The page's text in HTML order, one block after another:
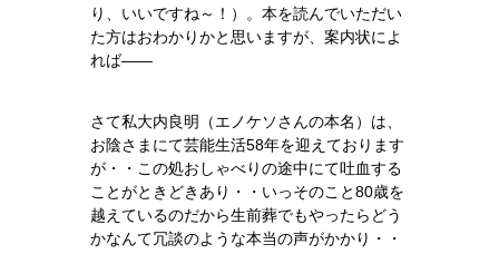
り、いいですね～！）。本を読んでいただい
た方はおわかりかと思いますが、案内状によ
れば――
さて私大内良明（エノケソさんの本名）は、
お陰さまにて芸能生活58年を迎えております
が・・この処おしゃべりの途中にて吐血する
ことがときどきあり・・いっそのこと80歳を
越えているのだから生前葬でもやったらどう
かなんて冗談のような本当の声がかかり・・